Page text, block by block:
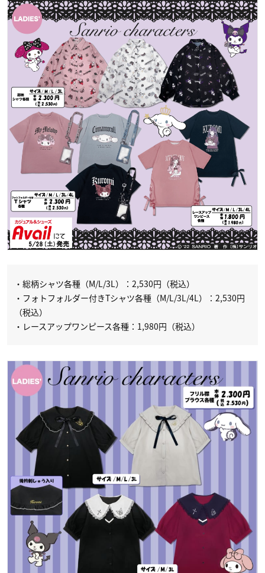
・総柄シャツ各種（M/L/3L）：2,530円（税込）
・フォトフォルダー付きTシャツ各種（M/L/3L/4L）：2,530円
（税込）
・レースアップワンピース各種：1,980円（税込）